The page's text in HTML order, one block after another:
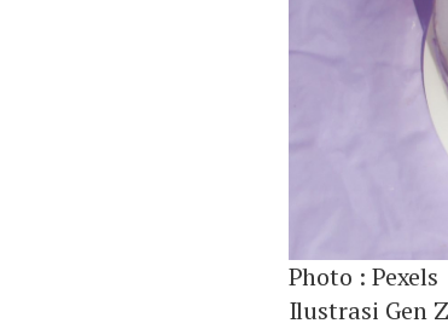
Photo : Pexels
Ilustrasi Gen Z